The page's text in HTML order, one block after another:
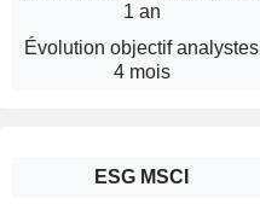
1 an
Évolution objectif analystes
4 mois
ESG MSCI